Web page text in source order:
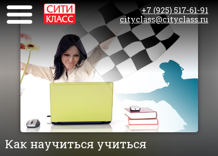
+7 (925) 517-61-91
cityclass@cityclass.ru
Как научиться учиться